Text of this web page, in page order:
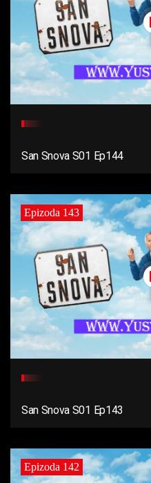
San Snova S01 Ep144
Epizoda 143
San Snova S01 Ep143
Epizoda 142